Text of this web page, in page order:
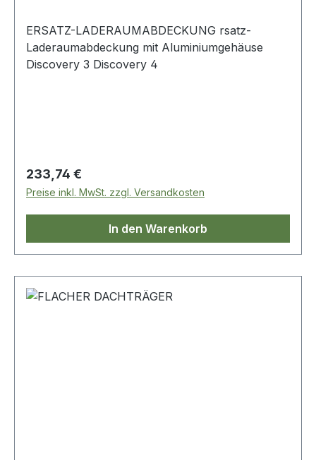
ERSATZ-LADERAUMABDECKUNG rsatz-
Laderaumabdeckung mit Aluminiumgehäuse
Discovery 3 Discovery 4
Regulärer Preis:
233,74 €
Preise inkl. MwSt. zzgl. Versandkosten
In den Warenkorb